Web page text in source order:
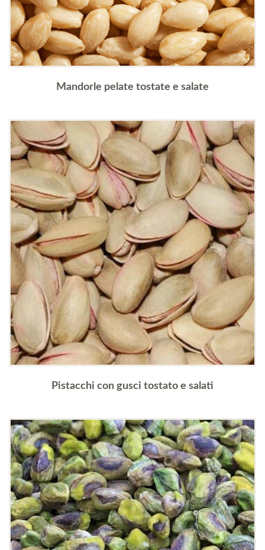
Mandorle pelate tostate e salate
Pistacchi con gusci tostato e salati